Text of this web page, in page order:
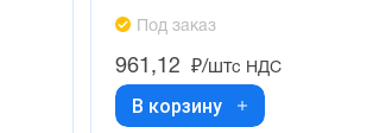
Под заказ
961,12 ₽/штс НДС
В корзину